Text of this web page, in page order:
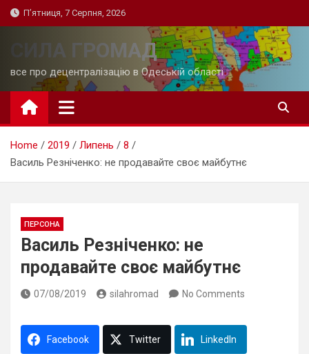
Skip
to
П’ятниця, 7 Серпня, 2026
СИЛА ГРОМАД
все про децентралізацію в Одеській області
Home 2019 Липень
8
Василь Резніченко: не продавайте своє майбутнє
ПЕРСОНА
Василь Резніченко: не
продавайте своє майбутнє
07/08/2019 silahromad No Comments
Facebook Twitter LinkedIn